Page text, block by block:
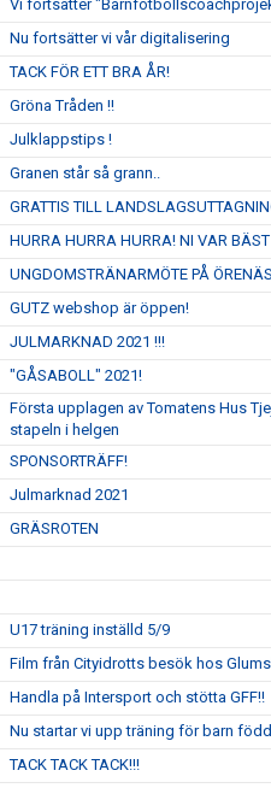
Vi fortsätter
Nu fortsätter vi vår digitalisering
TACK FÖR ETT BRA ÅR!
Gröna Tråden !!
Julklappstips !
Granen står så grann..
GRATTIS TILL
HURRA HURRA HURRA! NI VAR
UNGDOMSTRÄNARMÖTE PÅ
GUTZ webshop är öppen!
JULMARKNAD 2021 !!!
"GÅSABOLL" 2021!
Första upplagen av Tomatens Hus
stapeln i helgen
SPONSORTRÄFF!
Julmarknad 2021
GRÄSROTEN
U17 träning inställd 5/9
Film från Cityidrotts besök hos
Handla på Intersport och stötta GFF!!
Nu startar vi upp träning för barn
TACK TACK TACK!!!